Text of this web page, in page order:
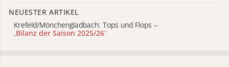
NEUESTER ARTIKEL
Krefeld/Mönchengladbach: Tops und Flops –
„Bilanz der Saison 2025/26“